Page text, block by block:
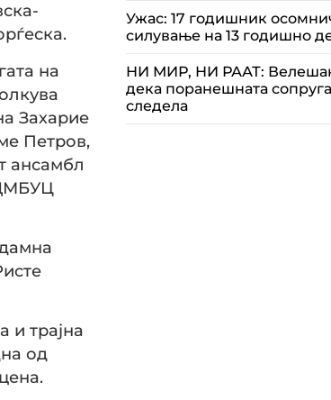
на
Захарие
Петров,
ансамбл
и трајна
од
Ужас: 17 годишник
силување на 13 годишно
НИ МИР, НИ РААТ:
дека поранешната сопруга
следела